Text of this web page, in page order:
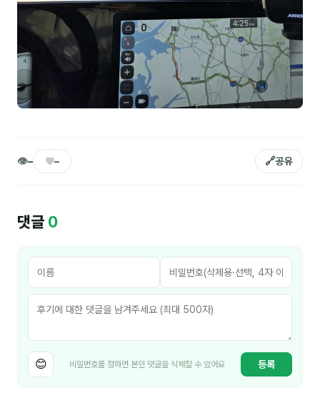
커뮤니티
토크
문서자료실
영상자료실
1:1 문의
자주 묻는 질문
👁– ♥– 🔗공유
댓글 0
😊 비밀번호를 정하면 본인 댓글을 삭제할 수 있어요 등록